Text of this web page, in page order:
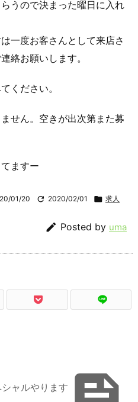
うので決まった曜日に入れ
一度お客さんとして来店さ
絡お願いします。
ください。
せん。空きが出次第また募
ますー
01/20  2020/02/01  求人
 Posted by uma
ャルやります